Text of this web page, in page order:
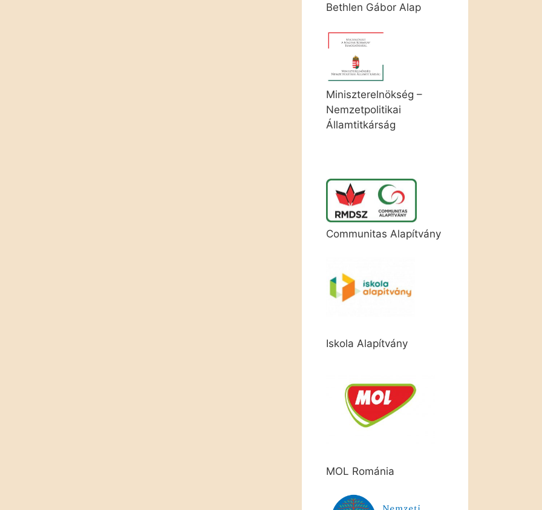
Bethlen Gábor Alap
Miniszterelnökség –
Nemzetpolitikai
Államtitkárság
Communitas Alapítvány
Iskola Alapítvány
MOL Románia